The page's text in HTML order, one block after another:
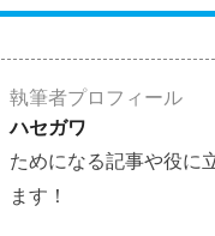
執筆者プロフィール
ハセガワ
ためになる記事や役に
ます！